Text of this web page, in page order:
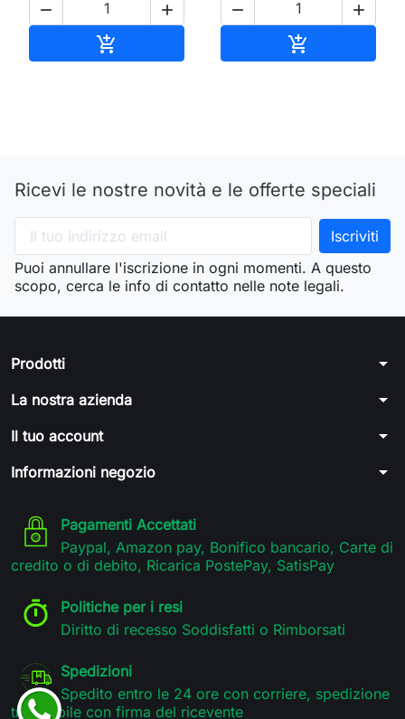
 

 

Ricevi le nostre novità e le offerte speciali
Puoi annullare l'iscrizione in ogni momenti. A questo
scopo, cerca le info di contatto nelle note legali.
Prodotti arrow_drop_down
La nostra azienda arrow_drop_down
Il tuo account arrow_drop_down
Informazioni negozio arrow_drop_down
Pagamenti Accettati
Paypal, Amazon pay, Bonifico bancario, Carte di
credito o di debito, Ricarica PostePay, SatisPay
Politiche per i resi
Diritto di recesso Soddisfatti o Rimborsati
Spedizioni
Spedito entro le 24 ore con corriere, spedizione
tracciabile con firma del ricevente